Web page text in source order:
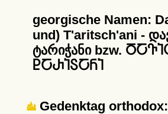
georgische Namen:
und) T'aritsch'ani -
ტარიჭანი bzw.
ႲႠႰႨႽႠႬႨ
Gedenktag